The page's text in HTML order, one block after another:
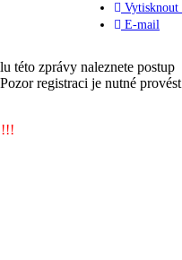
Vytisknout
E-mail
této zprávy naleznete postup
registraci je nutné provést